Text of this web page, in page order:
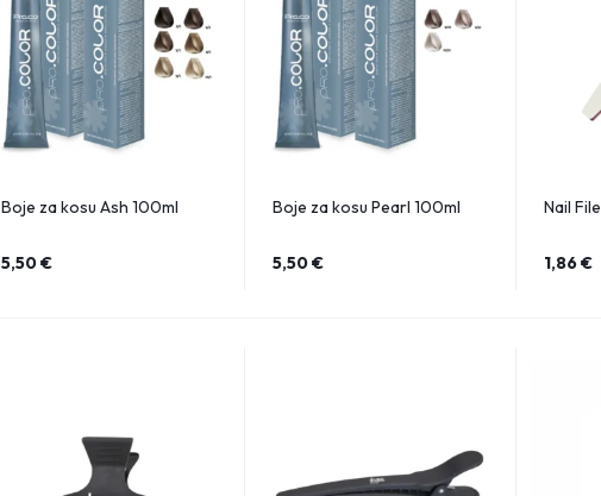
Boje za kosu Ash 100ml
5,50€
Boje za kosu Pearl 100ml
5,50€
Nail File
1,86€